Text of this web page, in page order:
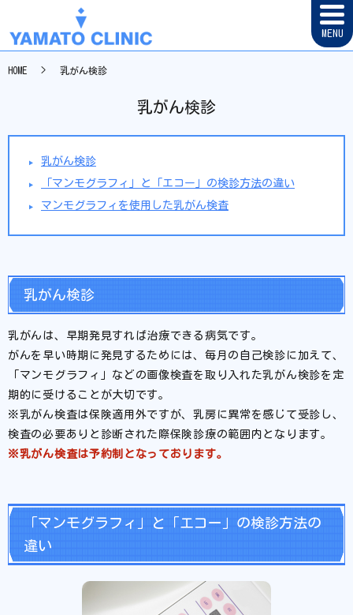
MENU
HOME 乳がん検診
乳がん検診
乳がん検診
「マンモグラフィ」と「エコー」の検診方法の違い
マンモグラフィを使用した乳がん検査
乳がん検診
乳がんは、早期発見すれば治療できる病気です。
がんを早い時期に発見するためには、毎月の自己検診に加えて、
「マンモグラフィ」などの画像検査を取り入れた乳がん検診を定
期的に受けることが大切です。
※乳がん検査は保険適用外ですが、乳房に異常を感じて受診し、
検査の必要ありと診断された際保険診療の範囲内となります。
※乳がん検査は予約制となっております。
「マンモグラフィ」と「エコー」の検診方法の
違い